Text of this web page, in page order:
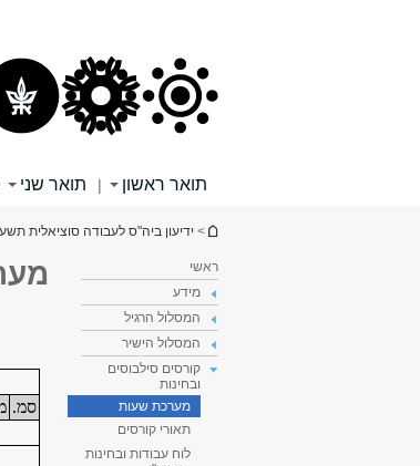
תואר ראשון | תואר שני
הינך נמצא כאן
> ידיעון ביה"ס לעבודה סוציאלית
ראשי
מידע
המסלול הרגיל
המסלול הישיר
קורסים סילבוסים
ובחינות
מערכת שעות
תאורי קורסים
לוח עבודות ובחינות